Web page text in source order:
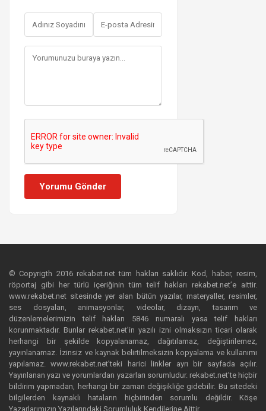
Yorumu Gönder
© Copyrigth 2016 rekabet.net tüm hakları saklıdır. Kod, haber, resim,
röportaj gibi her türlü içeriğinin tüm telif hakları rekabet.net’e aittir.
www.rekabet.net sitesinde yer alan bütün yazılar, materyaller, resimler,
ses dosyaları, animasyonlar, videolar, dizayn, tasarım ve
düzenlemelerimizin telif hakları 5846 numaralı yasa telif hakları
korunmaktadır. Bunlar rekabet.net’in yazılı izni olmaksızın ticari olarak
herhangi bir şekilde kopyalanamaz, dağıtılamaz, değiştirilemez,
yayınlanamaz. İzinsiz ve kaynak belirtilmeksizin kopyalama ve kullanımı
yapılamaz. www.rekabet.net’teki harici linkler ayrı bir sayfada açılır.
Yayınlanan yazı ve yorumlardan yazarları sorumludur. rekabet.net’te hiçbir
bildirim yapmadan, herhangi bir zaman değişikliğe gidebilir. Bu sitedeki
bilgilerden kaynaklı hataların hiçbirinden sorumlu değildir. Köşe
Yazarlarımızın Yazılarındaki Sorumluluk Kendilerine Aittir.